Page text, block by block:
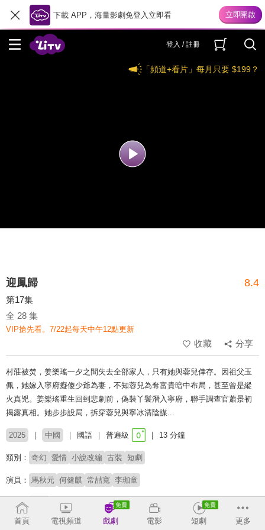
下載 APP，海量影劇免登入立即看
登入 / 註冊
「頻道+看片」每月只要 $199？
迎鳳歸 8.4
第17集
全 28 集
VIP搶先看。7/22起每天中午12點更新
收藏 分享
村莊被焚，姜樂瑤一夕之間失去全部家人，只有她與蓉兒倖存。因祖父玉
佩，她嫁入寧府癡傻少爺為妻，不知蓉兒為奪富貴暗中布局，甚至曾是縱
火真兇。姜樂瑤重生回到悲劇前，偽裝丫鬟潛入寧府，聯手調查官蕭景初
揭露真相。她步步設局，拆穿蓉兒與寧冰清陰謀...
2025 中國 國語 普遍級 13 分鐘
類別： 奇幻 愛情 小說改編 古裝 短劇
演員： 馬秋元 何健麒 常喆寬 李珈童
導演：
原著： 之知《乘鸞》
首頁 電視頻道 戲劇 電影 短劇 更多